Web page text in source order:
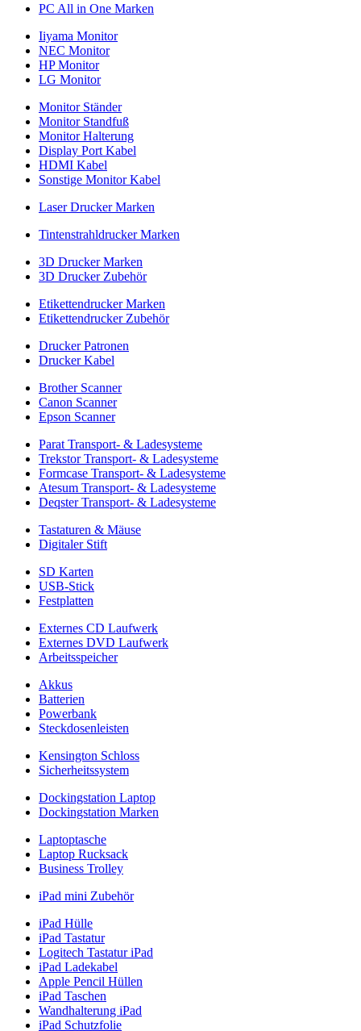
PC All in One Marken
Iiyama Monitor
NEC Monitor
HP Monitor
LG Monitor
Monitor Ständer
Monitor Standfuß
Monitor Halterung
Display Port Kabel
HDMI Kabel
Sonstige Monitor Kabel
Laser Drucker Marken
Tintenstrahldrucker Marken
3D Drucker Marken
3D Drucker Zubehör
Etikettendrucker Marken
Etikettendrucker Zubehör
Drucker Patronen
Drucker Kabel
Brother Scanner
Canon Scanner
Epson Scanner
Parat Transport- & Ladesysteme
Trekstor Transport- & Ladesysteme
Formcase Transport- & Ladesysteme
Atesum Transport- & Ladesysteme
Deqster Transport- & Ladesysteme
Tastaturen & Mäuse
Digitaler Stift
SD Karten
USB-Stick
Festplatten
Externes CD Laufwerk
Externes DVD Laufwerk
Arbeitsspeicher
Akkus
Batterien
Powerbank
Steckdosenleisten
Kensington Schloss
Sicherheitssystem
Dockingstation Laptop
Dockingstation Marken
Laptoptasche
Laptop Rucksack
Business Trolley
iPad mini Zubehör
iPad Hülle
iPad Tastatur
Logitech Tastatur iPad
iPad Ladekabel
Apple Pencil Hüllen
iPad Taschen
Wandhalterung iPad
iPad Schutzfolie